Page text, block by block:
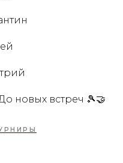
новых встреч 🎾🤝